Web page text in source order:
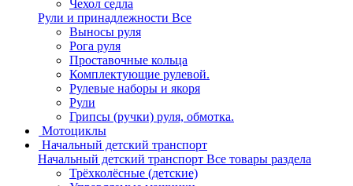
Чехол седла
Рули и принадлежности Все
Выносы руля
Рога руля
Проставочные кольца
Комплектующие рулевой.
Рулевые наборы и якоря
Рули
Грипсы (ручки) руля, обмотка.
Мотоциклы
Начальный детский транспорт
Начальный детский транспорт Все товары раздела
Трёхколёсные (детские)